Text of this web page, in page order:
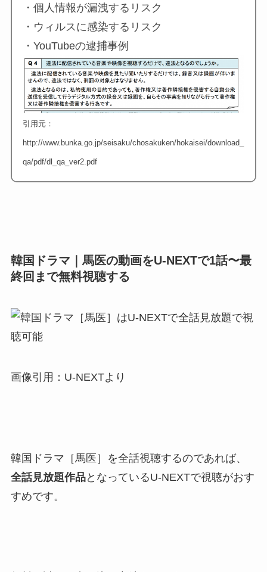
・個人情報が漏洩するリスク
・ウィルスに感染するリスク
・YouTubeの逮捕事例
引用元：
http://www.bunka.go.jp/seisaku/chosakuken/hokaisei/download_
qa/pdf/dl_qa_ver2.pdf
韓国ドラマ｜馬医の動画をU-NEXTで1話〜最
終回まで無料視聴する
画像引用：U-NEXTより
韓国ドラマ［馬医］を全話視聴するのであれば、
全話見放題作品となっているU-NEXTで視聴がおす
すめです。